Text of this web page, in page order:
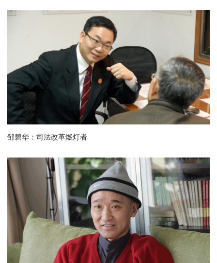
邹碧华：司法改革燃灯者